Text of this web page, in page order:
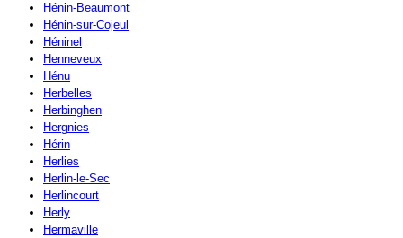
Hénin-Beaumont
Hénin-sur-Cojeul
Héninel
Henneveux
Hénu
Herbelles
Herbinghen
Hergnies
Hérin
Herlies
Herlin-le-Sec
Herlincourt
Herly
Hermaville